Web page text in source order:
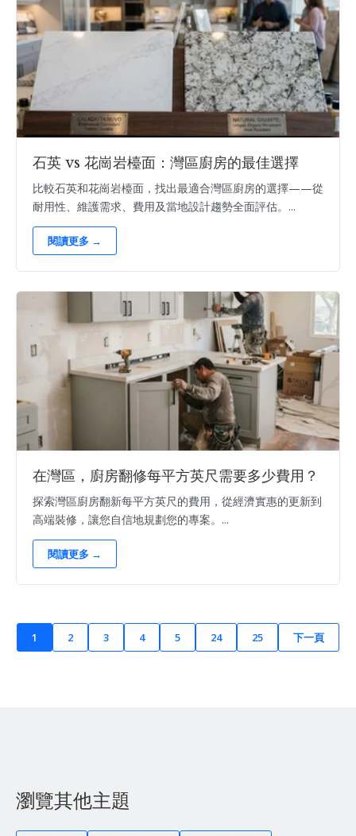
石英 vs 花崗岩檯面：灣區廚房的最佳選擇
比較石英和花崗岩檯面，找出最適合灣區廚房的選擇——從
耐用性、維護需求、費用及當地設計趨勢全面評估。...
閱讀更多 →
在灣區，廚房翻修每平方英尺需要多少費用？
探索灣區廚房翻新每平方英尺的費用，從經濟實惠的更新到
高端裝修，讓您自信地規劃您的專案。...
閱讀更多 →
1 2 3 4 5 24 25 下一頁
瀏覽其他主題